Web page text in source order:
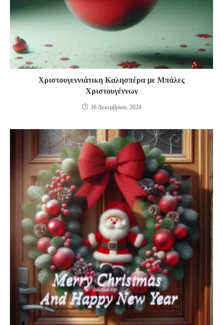
Χριστουγεννιάτικη Καλησπέρα με Μπάλες
Χριστουγέννων
16 Δεκεμβρίου, 2024